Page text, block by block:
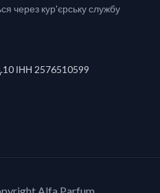
через кур'єрську службу
ІНН 2576510599
Alfa Parfum